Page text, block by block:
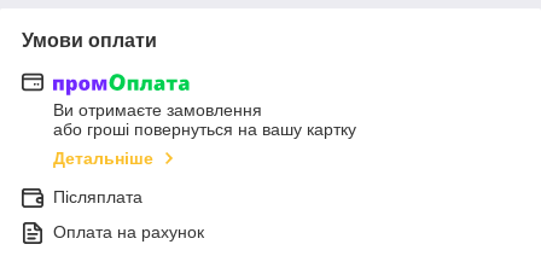
Умови оплати
Ви отримаєте замовлення
або гроші повернуться на вашу картку
Детальніше
Післяплата
Оплата на рахунок